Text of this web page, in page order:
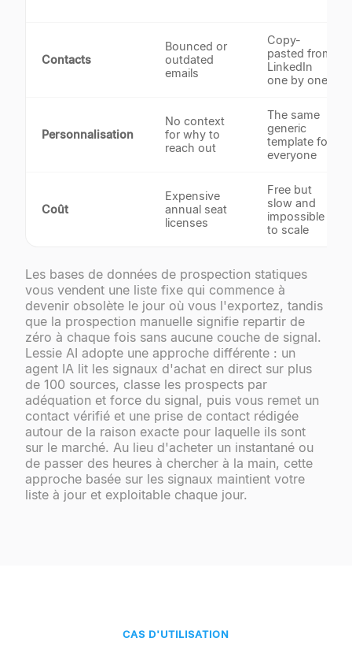
Contacts
Bounced or
outdated
emails
Copy-
pasted from
LinkedIn
one by one
Personnalisation
No context
for why to
reach out
The same
generic
template for
everyone
Coût
Expensive
annual seat
licenses
Free but
slow and
impossible
to scale
Les bases de données de prospection statiques
vous vendent une liste fixe qui commence à
devenir obsolète le jour où vous l'exportez, tandis
que la prospection manuelle signifie repartir de
zéro à chaque fois sans aucune couche de signal.
Lessie AI adopte une approche différente : un
agent IA lit les signaux d'achat en direct sur plus
de 100 sources, classe les prospects par
adéquation et force du signal, puis vous remet un
contact vérifié et une prise de contact rédigée
autour de la raison exacte pour laquelle ils sont
sur le marché. Au lieu d'acheter un instantané ou
de passer des heures à chercher à la main, cette
approche basée sur les signaux maintient votre
liste à jour et exploitable chaque jour.
CAS D'UTILISATION